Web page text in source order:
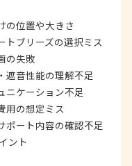
の位置や大きさ
トブリーズの選択ミス
の失敗
遮音性能の理解不足
ニケーション不足
用の想定ミス
ポート内容の確認不足
ント